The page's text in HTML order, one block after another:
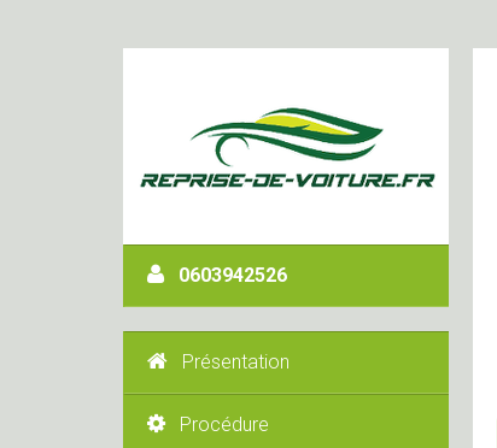
0603942526
Présentation
Procédure